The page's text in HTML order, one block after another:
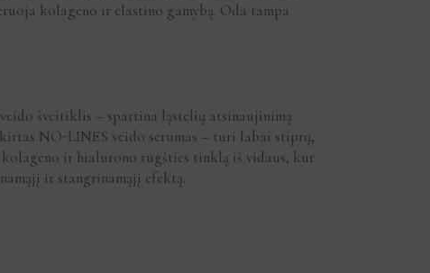
kolageno ir elastino gamybą. Oda tampa
šveitiklis – spartina ląstelių atsinaujinimą
NO-LINES veido serumas – turi labai stiprų,
ir hialurono rūgšties tinklą iš vidaus, kur
ir stangrinamąjį efektą.